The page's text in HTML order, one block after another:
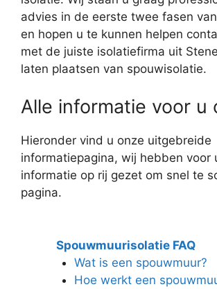
advies in de eerste twee fasen
en hopen u te kunnen helpen
met de juiste isolatiefirma uit
laten plaatsen van spouwisolatie.
Alle informatie voor u
Hieronder vind u onze uitgebreide
informatiepagina, wij hebben voor
informatie op rij gezet om snel te
pagina.
Spouwmuurisolatie FAQ
Wat is een spouwmuur?
Hoe werkt een